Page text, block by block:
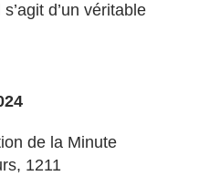
d’un véritable
de la Minute
1211